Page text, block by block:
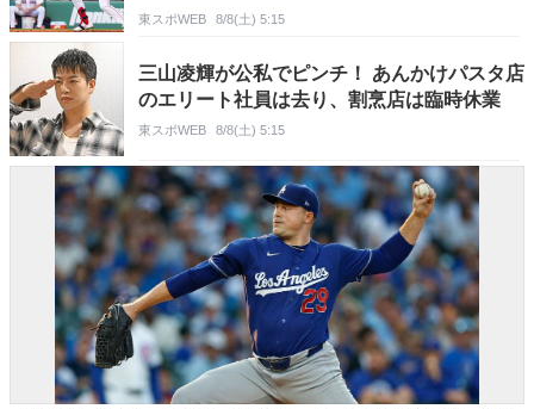
東スポWEB 8/8(土) 5:15
三山凌輝が公私でピンチ！ あんかけパスタ店
のエリート社員は去り、割烹店は臨時休業
東スポWEB 8/8(土) 5:15